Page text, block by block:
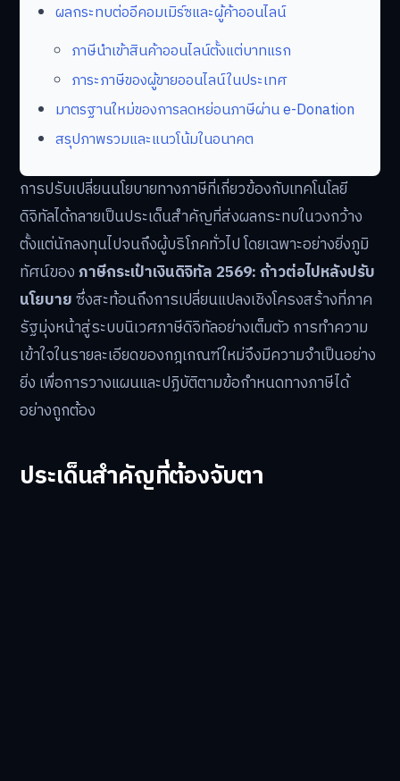
ผลกระทบต่ออีคอมเมิร์ซและผู้ค้าออนไลน์
ภาษีนำเข้าสินค้าออนไลน์ตั้งแต่บาทแรก
ภาระภาษีของผู้ขายออนไลน์ในประเทศ
มาตรฐานใหม่ของการลดหย่อนภาษีผ่าน e-Donation
สรุปภาพรวมและแนวโน้มในอนาคต
การปรับเปลี่ยนนโยบายทางภาษีที่เกี่ยวข้องกับเทคโนโลยี
ดิจิทัลได้กลายเป็นประเด็นสำคัญที่ส่งผลกระทบในวงกว้าง
ตั้งแต่นักลงทุนไปจนถึงผู้บริโภคทั่วไป โดยเฉพาะอย่างยิ่งภูมิ
ทัศน์ของภาษีกระเป๋าเงินดิจิทัล 2569: ก้าวต่อไปหลังปรับ
นโยบายซึ่งสะท้อนถึงการเปลี่ยนแปลงเชิงโครงสร้างที่ภาค
รัฐมุ่งหน้าสู่ระบบนิเวศภาษีดิจิทัลอย่างเต็มตัว การทำความ
เข้าใจในรายละเอียดของกฎเกณฑ์ใหม่จึงมีความจำเป็นอย่าง
ยิ่ง เพื่อการวางแผนและปฏิบัติตามข้อกำหนดทางภาษีได้
อย่างถูกต้อง
ประเด็นสำคัญที่ต้องจับตา